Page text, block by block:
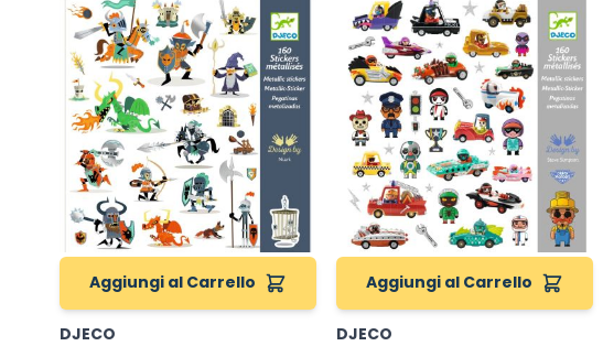
Aggiungi al Carrello
DJECO
Aggiungi al Carrello
DJECO